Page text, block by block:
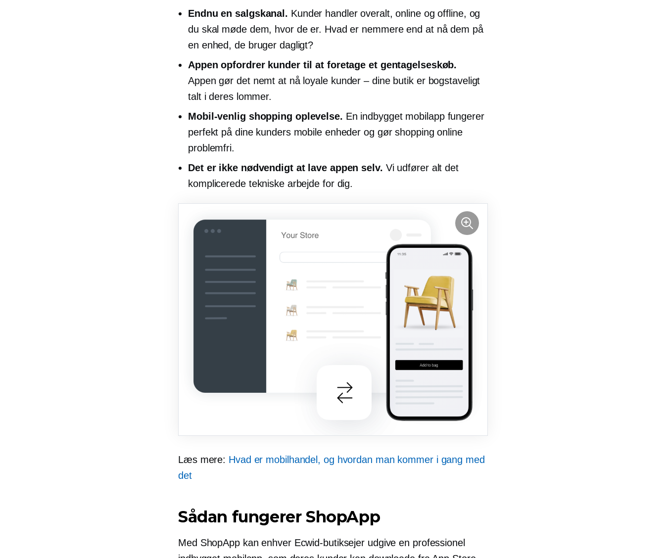
Endnu en salgskanal. Kunder handler overalt, online og offline, og
du skal møde dem, hvor de er. Hvad er nemmere end at nå dem på
en enhed, de bruger dagligt?
Appen opfordrer kunder til at foretage et gentagelseskøb.
Appen gør det nemt at nå loyale kunder – dinebutik er bogstaveligt
talt i deres lommer.
Mobil-venlig shopping oplevelse. En indbygget mobilapp fungerer
perfekt på dine kunders mobile enheder og gør shopping online
problemfri.
Det er ikke nødvendigt at lave appen selv. Vi udfører alt det
komplicerede tekniske arbejde for dig.
Læs mere: Hvad er mobilhandel, og hvordan man kommer i gang med
det
Sådan fungerer ShopApp
Med ShopApp kan enhver Ecwid-butiksejer udgive en professionel